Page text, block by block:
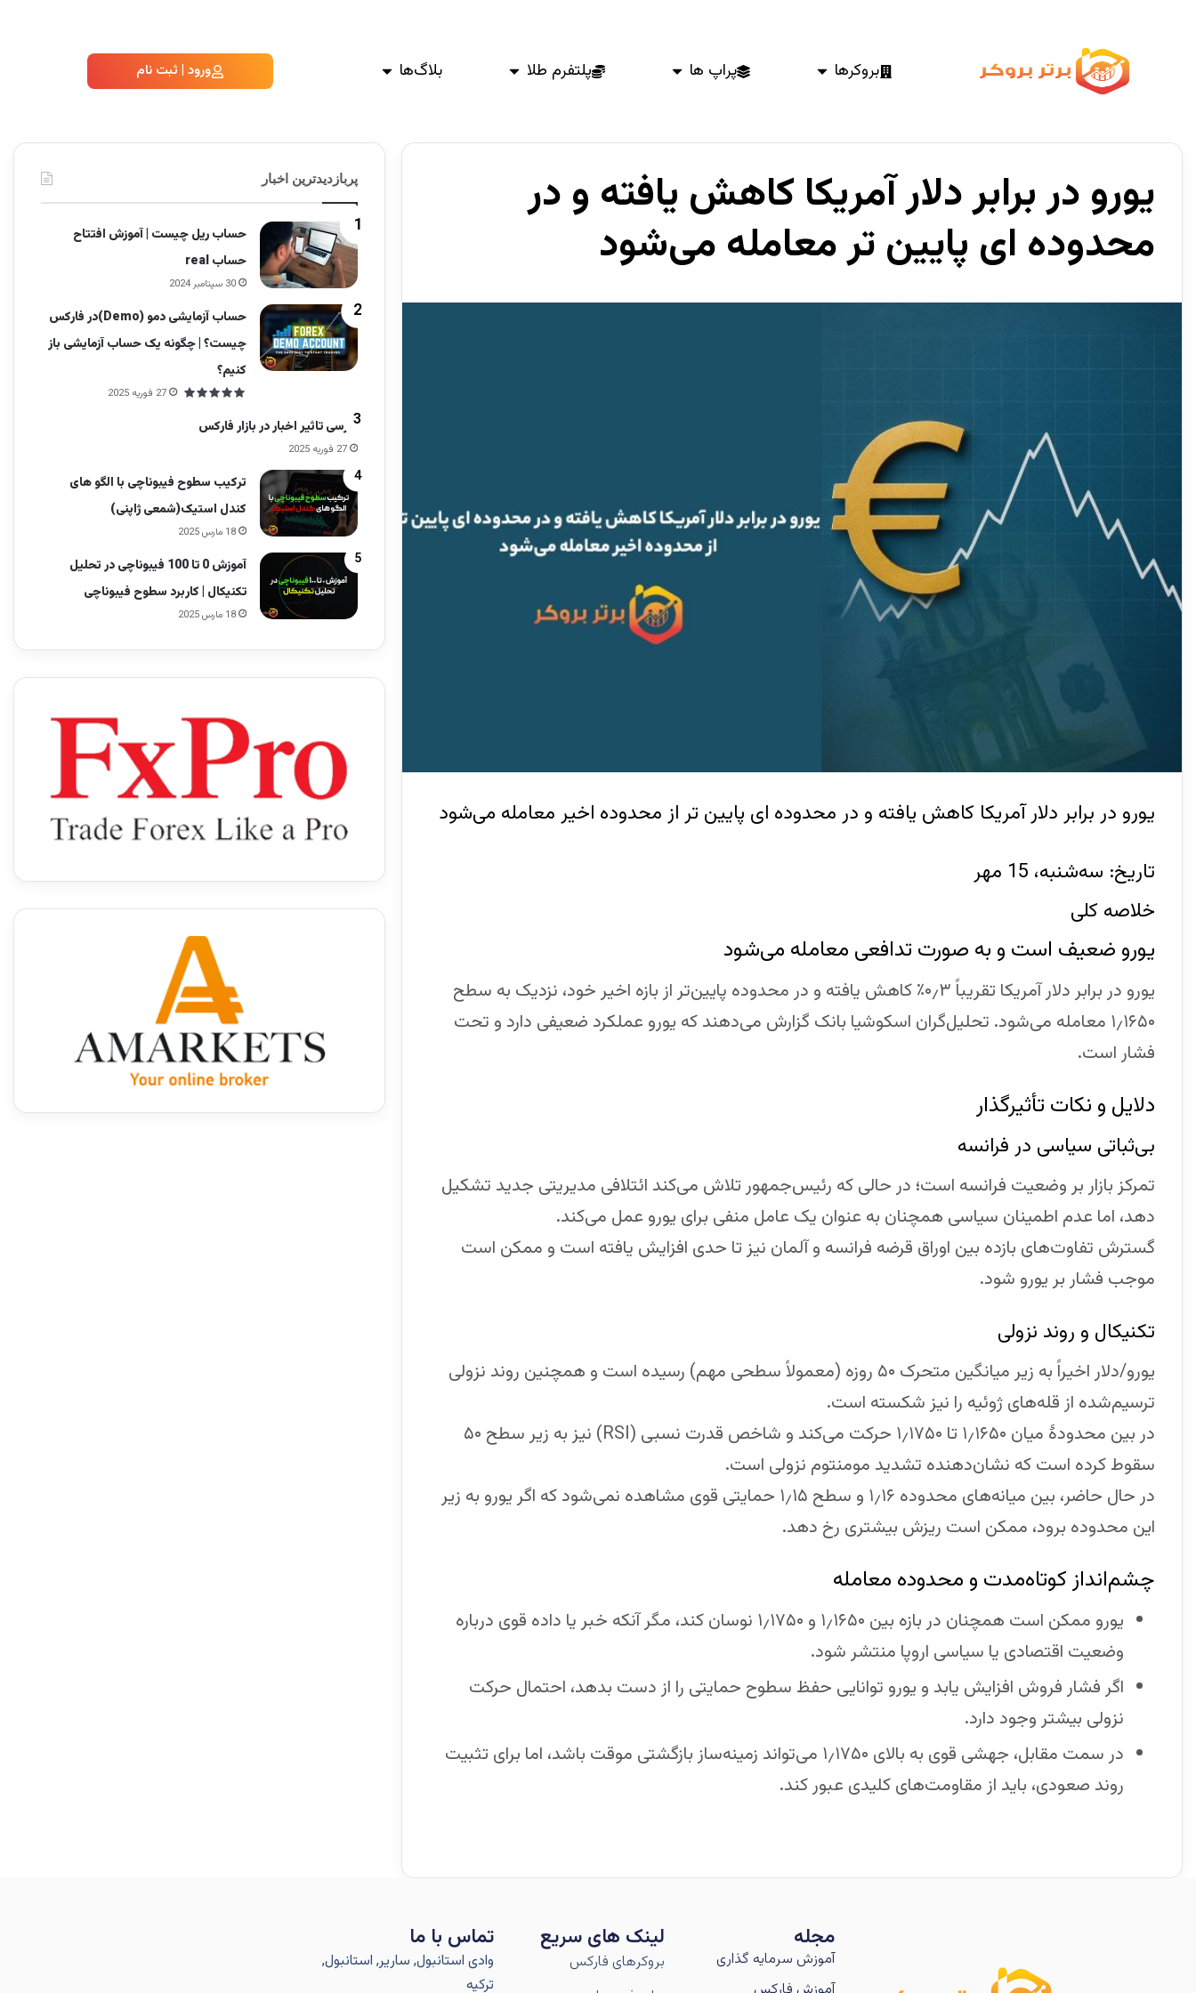
بروکرها پراپ ها پلتفرم طلا بلاگ‌ها ورود | ثبت نام
یورو در برابر دلار آمریکا کاهش یافته و در
محدوده ای پایین تر معامله می‌شود
یورو در برابر دلار آمریکا کاهش یافته و در محدوده ای پایین تر از محدوده اخیر معامله می‌شود
تاریخ: سه‌شنبه، 15 مهر
خلاصه کلی
یورو ضعیف است و به صورت تدافعی معامله می‌شود
یورو در برابر دلار آمریکا تقریباً ۰٫۳٪ کاهش یافته و در محدوده پایین‌تر از بازه اخیر خود، نزدیک به سطح
۱٫۱۶۵۰ معامله می‌شود. تحلیل‌گران اسکوشیا بانک گزارش می‌دهند که یورو عملکرد ضعیفی دارد و تحت
فشار است.
دلایل و نکات تأثیرگذار
بی‌ثباتی سیاسی در فرانسه
تمرکز بازار بر وضعیت فرانسه است؛ در حالی که رئیس‌جمهور تلاش می‌کند ائتلافی مدیریتی جدید تشکیل
دهد، اما عدم اطمینان سیاسی همچنان به عنوان یک عامل منفی برای یورو عمل می‌کند.
گسترش تفاوت‌های بازده بین اوراق قرضه فرانسه و آلمان نیز تا حدی افزایش یافته است و ممکن است
موجب فشار بر یورو شود.
تکنیکال و روند نزولی
یورو/دلار اخیراً به زیر میانگین متحرک ۵۰ روزه (معمولاً سطحی مهم) رسیده است و همچنین روند نزولی
ترسیم‌شده از قله‌های ژوئیه را نیز شکسته است.
در بین محدودهٔ میان ۱٫۱۶۵۰ تا ۱٫۱۷۵۰ حرکت می‌کند و شاخص قدرت نسبی (RSI) نیز به زیر سطح ۵۰
سقوط کرده است که نشان‌دهنده تشدید مومنتوم نزولی است.
در حال حاضر، بین میانه‌های محدوده ۱٫۱۶ و سطح ۱٫۱۵ حمایتی قوی مشاهده نمی‌شود که اگر یورو به زیر
این محدوده برود، ممکن است ریزش بیشتری رخ دهد.
چشم‌انداز کوتاه‌مدت و محدوده معامله
یورو ممکن است همچنان در بازه بین ۱٫۱۶۵۰ و ۱٫۱۷۵۰ نوسان کند، مگر آنکه خبر یا داده قوی درباره
وضعیت اقتصادی یا سیاسی اروپا منتشر شود.
اگر فشار فروش افزایش یابد و یورو توانایی حفظ سطوح حمایتی را از دست بدهد، احتمال حرکت
نزولی بیشتر وجود دارد.
در سمت مقابل، جهشی قوی به بالای ۱٫۱۷۵۰ می‌تواند زمینه‌ساز بازگشتی موقت باشد، اما برای تثبیت
روند صعودی، باید از مقاومت‌های کلیدی عبور کند.
پربازدیدترین اخبار
حساب ریل چیست | آموزش افتتاح
حساب real
30 سپتامبر 2024
حساب آزمایشی دمو (Demo)در فارکس
چیست؟ | چگونه یک حساب آزمایشی باز
کنیم؟
27 فوریه 2025
بررسی تاثیر اخبار در بازار فارکس
27 فوریه 2025
ترکیب سطوح فیبوناچی با الگو های
کندل استیک(شمعی ژاپنی)
18 مارس 2025
آموزش 0 تا 100 فیبوناچی در تحلیل
تکنیکال | کاربرد سطوح فیبوناچی
18 مارس 2025
مجله
آموزش سرمایه گذاری
لینک های سریع
بروکرهای فارکس
تماس با ما
وادی استانبول, ساریر, استانبول,
ترکیه